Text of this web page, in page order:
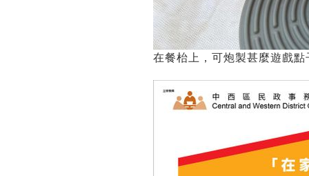
在餐枱上，可炮製甚麼遊戲點